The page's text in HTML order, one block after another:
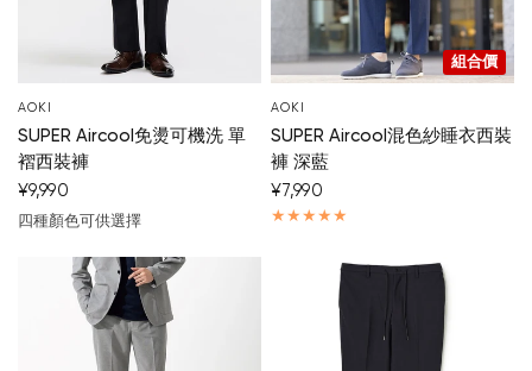
AOKI
SUPER Aircool免燙可機洗 單
褶西裝褲
¥9,990
深藍
黑 濃灰中灰
四種顏色可供選擇
組合價
AOKI
SUPER Aircool混色紗睡衣西裝
褲 深藍
¥7,990